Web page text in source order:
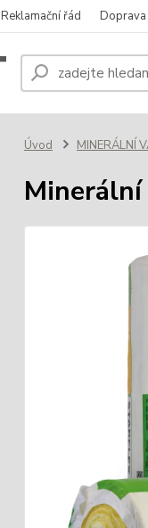
Reklamační řád Doprava
Úvod MINERÁLNÍ
Minerální